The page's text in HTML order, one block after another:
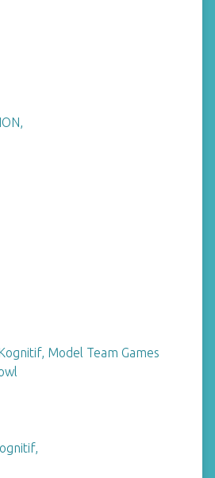
Model Team Games